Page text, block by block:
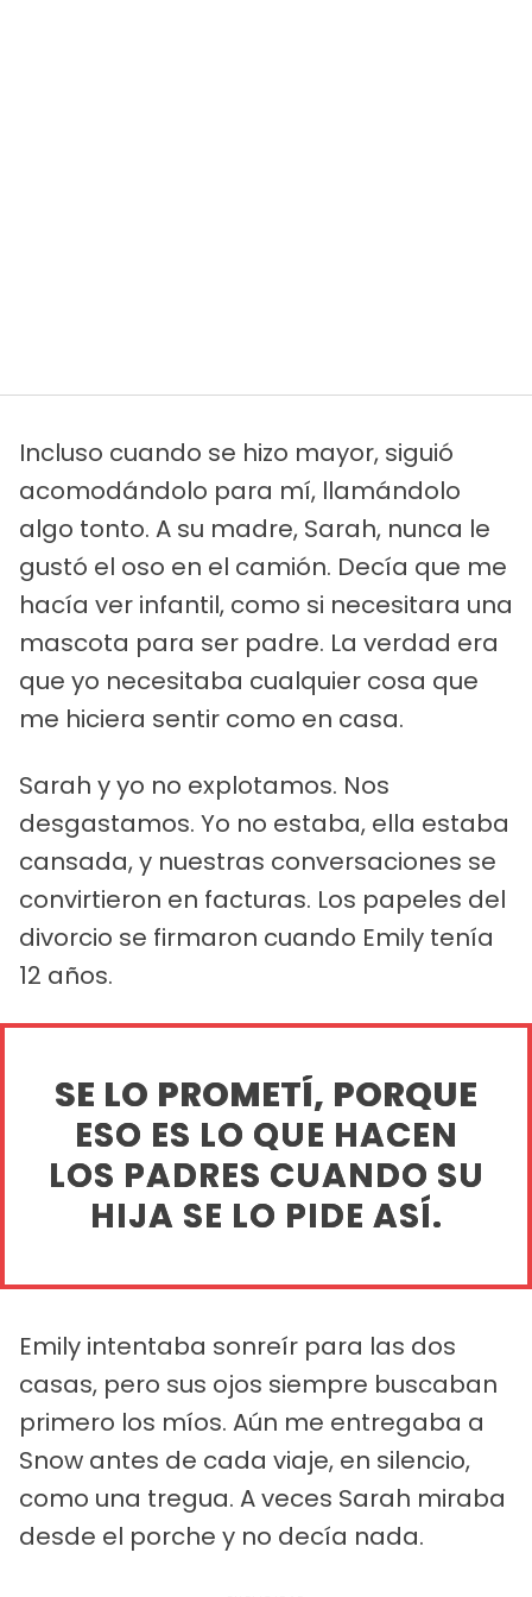
Incluso cuando se hizo mayor, siguió
acomodándolo para mí, llamándolo
algo tonto. A su madre, Sarah, nunca le
gustó el oso en el camión. Decía que me
hacía ver infantil, como si necesitara una
mascota para ser padre. La verdad era
que yo necesitaba cualquier cosa que
me hiciera sentir como en casa.
Sarah y yo no explotamos. Nos
desgastamos. Yo no estaba, ella estaba
cansada, y nuestras conversaciones se
convirtieron en facturas. Los papeles del
divorcio se firmaron cuando Emily tenía
12 años.
SE LO PROMETÍ, PORQUE
ESO ES LO QUE HACEN
LOS PADRES CUANDO SU
HIJA SE LO PIDE ASÍ.
Emily intentaba sonreír para las dos
casas, pero sus ojos siempre buscaban
primero los míos. Aún me entregaba a
Snow antes de cada viaje, en silencio,
como una tregua. A veces Sarah miraba
desde el porche y no decía nada.